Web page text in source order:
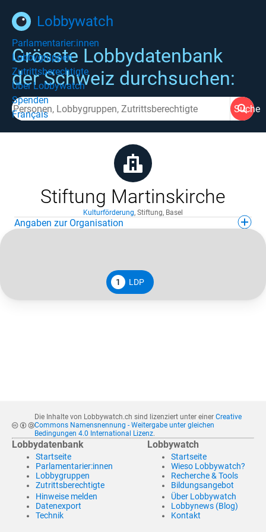
Lobbywatch
Parlamentarier:innen
Lobbygruppen
Zutrittsberechtigte
Über Lobbywatch
Spenden
Français
Grösste Lobbydatenbank
der Schweiz durchsuchen:
Suche
Stiftung Martinskirche
Kulturförderung, Stiftung, Basel
Angaben zur Organisation
1 LDP
Die Inhalte von Lobbywatch.ch sind lizenziert unter einer Creative
Commons Namensnennung - Weitergabe unter gleichen
Bedingungen 4.0 International Lizenz.
Lobbydatenbank
Startseite
Parlamentarier:innen
Lobbygruppen
Zutrittsberechtigte
Hinweise melden
Datenexport
Technik
Lobbywatch
Startseite
Wieso Lobbywatch?
Recherche & Tools
Bildungsangebot
Über Lobbywatch
Lobbynews (Blog)
Kontakt